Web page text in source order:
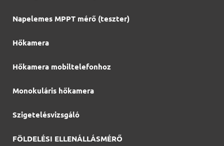
Napelemes MPPT mérő (teszter)
Hőkamera
Hőkamera mobiltelefonhoz
Monokuláris hőkamera
Szigetelésvizsgáló
FÖLDELÉSI ELLENÁLLÁSMÉRŐ